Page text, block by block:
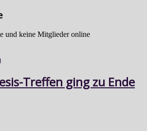
und keine Mitglieder online
Treffen ging zu Ende